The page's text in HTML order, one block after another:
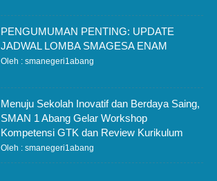
PENGUMUMAN PENTING: UPDATE
JADWAL LOMBA SMAGESA ENAM
Oleh : smanegeri1abang
Menuju Sekolah Inovatif dan Berdaya Saing,
SMAN 1 Abang Gelar Workshop
Kompetensi GTK dan Review Kurikulum
Oleh : smanegeri1abang